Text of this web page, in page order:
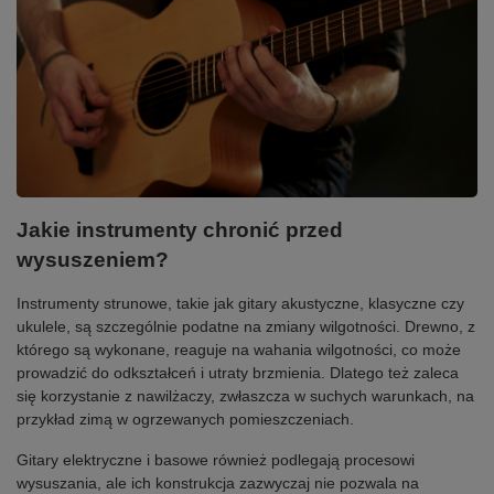
Jakie instrumenty chronić przed
wysuszeniem?
Instrumenty strunowe, takie jak gitary akustyczne, klasyczne czy
ukulele, są szczególnie podatne na zmiany wilgotności. Drewno, z
którego są wykonane, reaguje na wahania wilgotności, co może
prowadzić do odkształceń i utraty brzmienia. Dlatego też zaleca
się korzystanie z nawilżaczy, zwłaszcza w suchych warunkach, na
przykład zimą w ogrzewanych pomieszczeniach.
Gitary elektryczne i basowe również podlegają procesowi
wysuszania, ale ich konstrukcja zazwyczaj nie pozwala na